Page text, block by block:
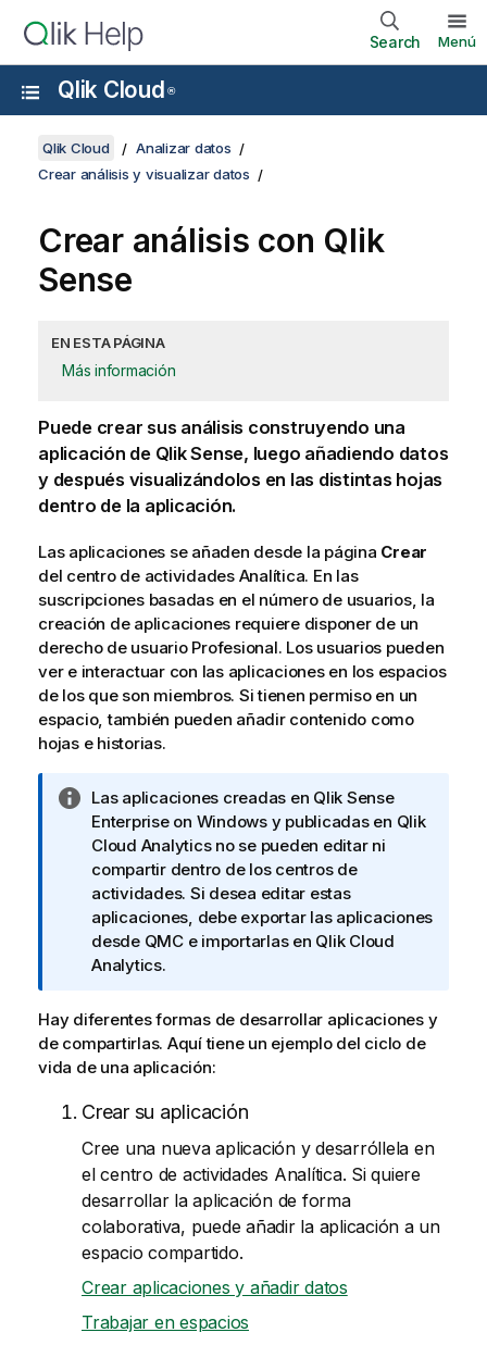
Search Menú
Qlik Cloud ®
Qlik Cloud
Analizar datos
Crear análisis y visualizar datos
Crear análisis con Qlik
Sense
EN ESTA PÁGINA
Más información
Puede crear sus análisis construyendo una
aplicación de Qlik Sense, luego añadiendo datos
y después visualizándolos en las distintas hojas
dentro de la aplicación.
Las aplicaciones se añaden desde la página Crear
del centro de actividades Analítica. En las
suscripciones basadas en el número de usuarios, la
creación de aplicaciones requiere disponer de un
derecho de usuario Profesional. Los usuarios pueden
ver e interactuar con las aplicaciones en los espacios
de los que son miembros. Si tienen permiso en un
espacio, también pueden añadir contenido como
hojas e historias.
N
o
t
a
i
n
f
o
m
a
t
v
Las aplicaciones creadas en Qlik Sense
Enterprise on Windowsy publicadas en Qlik
Cloud Analyticsno se pueden editar ni
compartir dentro de los centros de
actividades. Si desea editar estas
aplicaciones, debe exportar las aplicaciones
desde QMCe importarlas en Qlik Cloud
Analytics.
Hay diferentes formas de desarrollar aplicaciones y
de compartirlas. Aquí tiene un ejemplo del ciclo de
vida de una aplicación:
Crear su aplicación
Cree una nueva aplicación y desarróllela en
el centro de actividades Analítica. Si quiere
desarrollar la aplicación de forma
colaborativa, puede añadir la aplicación a un
espacio compartido.
Crear aplicaciones y añadir datos
Trabajar en espacios